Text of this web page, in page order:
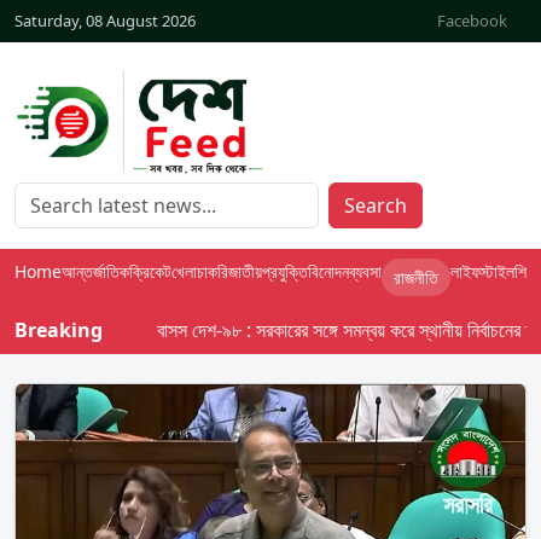
Saturday, 08 August 2026 Facebook
Search
Homeআন্তর্জাতিকক্রিকেটখেলাচাকরিজাতীয়প্রযুক্তিবিনোদনব্যবসা রাজনীতি লাইফস্টাইলশিক্ষা
Breaking বাসস দেশ-৯৮ : সরকারের সঙ্গে সমন্বয় করে স্থানীয় নির্বাচনের